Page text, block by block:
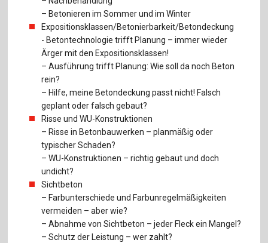
– Betonieren im Sommer und im Winter
Expositionsklassen/Betonierbarkeit/Betondeckung
- Betontechnologie trifft Planung – immer wieder
Ärger mit den Expositionsklassen!
– Ausführung trifft Planung: Wie soll da noch Beton
rein?
– Hilfe, meine Betondeckung passt nicht! Falsch
geplant oder falsch gebaut?
Risse und WU-Konstruktionen
– Risse in Betonbauwerken – planmäßig oder
typischer Schaden?
– WU-Konstruktionen – richtig gebaut und doch
undicht?
Sichtbeton
– Farbunterschiede und Farbunregelmäßigkeiten
vermeiden – aber wie?
– Abnahme von Sichtbeton – jeder Fleck ein Mangel?
– Schutz der Leistung – wer zahlt?